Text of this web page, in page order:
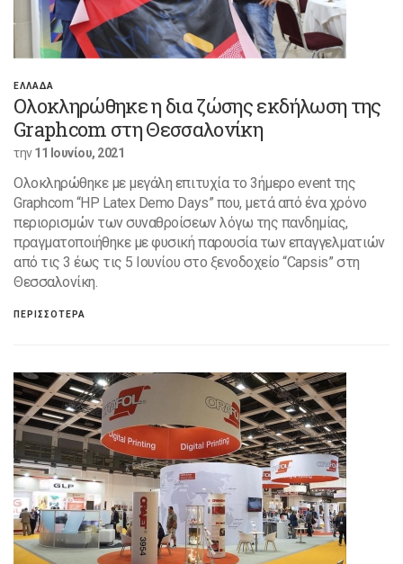
ΕΛΛΑΔΑ
Ολοκληρώθηκε η δια ζώσης εκδήλωση της
Graphcom στη Θεσσαλονίκη
την11 Ιουνίου, 2021
Ολοκληρώθηκε με μεγάλη επιτυχία το 3ήμερο event της
Graphcom “HP Latex Demo Days” που, μετά από ένα χρόνο
περιορισμών των συναθροίσεων λόγω της πανδημίας,
πραγματοποιήθηκε με φυσική παρουσία των επαγγελματιών
από τις 3 έως τις 5 Ιουνίου στο ξενοδοχείο “Capsis” στη
Θεσσαλονίκη.
ΠΕΡΙΣΣΟΤΕΡΑ